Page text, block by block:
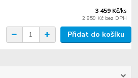
3 459 Kč/ks
2 859 Kč bez DPH
Přidat do košíku